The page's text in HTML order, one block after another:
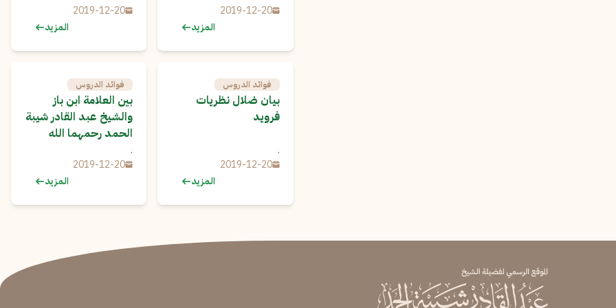
2019-12-20
المزيد
2019-12-20
المزيد
فوائد الدروس
بيان ضلال نظريات
فرويد
.
2019-12-20
المزيد
فوائد الدروس
بين العلامة ابن باز
والشيخ عبد القادر شيبة
الحمد رحمهما الله
.
2019-12-20
المزيد